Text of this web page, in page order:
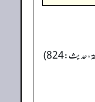
حدیث: 824)